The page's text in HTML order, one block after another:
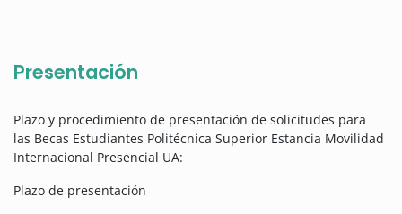
Presentación
Plazo y procedimiento de presentación de solicitudes para
las Becas Estudiantes Politécnica Superior Estancia Movilidad
Internacional Presencial UA:
Plazo de presentación